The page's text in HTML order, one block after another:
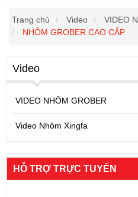
Trang chủ Video
VIDEO
NHÔM GROBER CAO CẤP
Video
VIDEO NHÔM GROBER
Video Nhôm Xingfa
HỖ TRỢ TRỰC TUYẾN